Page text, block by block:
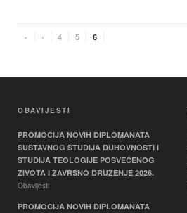
« ‹ 4 5 6
OBAVIJESTI
PROMOCIJA NOVIH DIPLOMANATA
SUSTAVNOG STUDIJA DUHOVNOSTI I
STUDIJA TEOLOGIJE POSVEĆENOG
ŽIVOTA I ZAVRŠNO DRUŽENJE 2026.
Obavijesti
PROMOCIJA NOVIH DIPLOMANATA